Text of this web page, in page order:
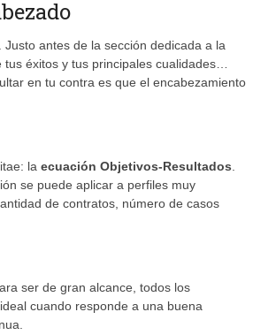
. Justo antes de la sección dedicada a la
éxitos y tus principales cualidades…
en tu contra es que el encabezamiento
la ecuación Objetivos-Resultados.
se puede aplicar a perfiles muy
de contratos, número de casos
ser de gran alcance, todos los
cuando responde a una buena